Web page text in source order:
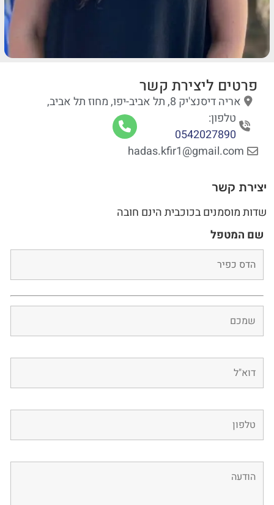
פרטים ליצירת קשר
אריה דיסנצ'יק 8, תל אביב-יפו, מחוז תל אביב,
טלפון:
0542027890
hadas.kfir1@gmail.com
יצירת קשר
שדות מוסמנים בכוכבית הינם חובה
שם המטפל